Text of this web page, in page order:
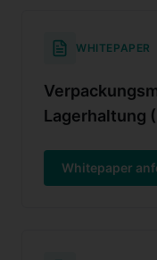
WHITEPAPER
Lagerhaltung
Whitepaper